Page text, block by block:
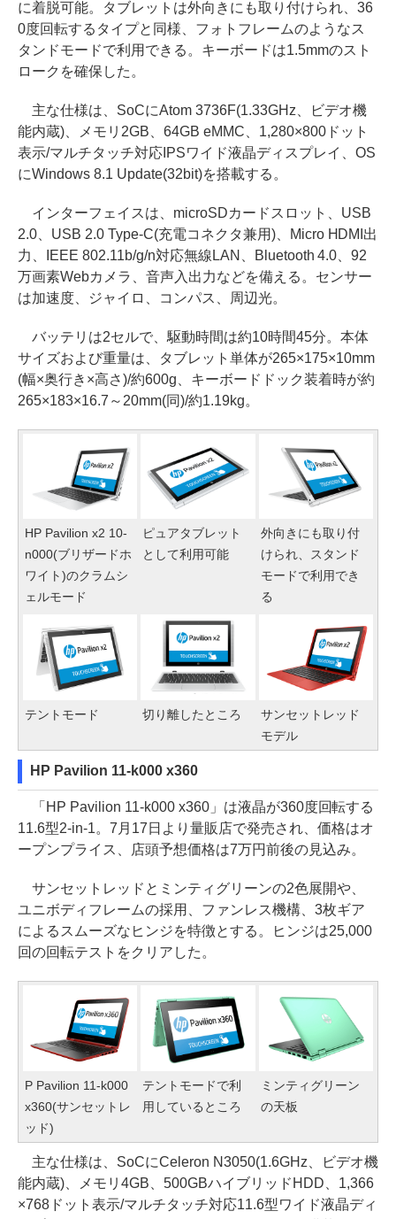
に着脱可能。タブレットは外向きにも取り付けられ、36
0度回転するタイプと同様、フォトフレームのようなス
タンドモードで利用できる。キーボードは1.5mmのスト
ロークを確保した。
主な仕様は、SoCにAtom 3736F(1.33GHz、ビデオ機
能内蔵)、メモリ2GB、64GB eMMC、1,280×800ドット
表示/マルチタッチ対応IPSワイド液晶ディスプレイ、OS
にWindows 8.1 Update(32bit)を搭載する。
インターフェイスは、microSDカードスロット、USB
2.0、USB 2.0 Type-C(充電コネクタ兼用)、Micro HDMI出
力、IEEE 802.11b/g/n対応無線LAN、Bluetooth 4.0、92
万画素Webカメラ、音声入出力などを備える。センサー
は加速度、ジャイロ、コンパス、周辺光。
バッテリは2セルで、駆動時間は約10時間45分。本体
サイズおよび重量は、タブレット単体が265×175×10mm
(幅×奥行き×高さ)/約600g、キーボードドック装着時が約
265×183×16.7～20mm(同)/約1.19kg。
HP Pavilion x2 10-
n000(ブリザードホ
ワイト)のクラムシ
ェルモード
ピュアタブレット
として利用可能
外向きにも取り付
けられ、スタンド
モードで利用でき
る
テントモード 切り離したところ
サンセットレッド
モデル
HP Pavilion 11-k000 x360
「HP Pavilion 11-k000 x360」は液晶が360度回転する
11.6型2-in-1。7月17日より量販店で発売され、価格はオ
ープンプライス、店頭予想価格は7万円前後の見込み。
サンセットレッドとミンティグリーンの2色展開や、
ユニボディフレームの採用、ファンレス機構、3枚ギア
によるスムーズなヒンジを特徴とする。ヒンジは25,000
回の回転テストをクリアした。
P Pavilion 11-k000
x360(サンセットレ
ッド)
テントモードで利
用しているところ
ミンティグリーン
の天板
主な仕様は、SoCにCeleron N3050(1.6GHz、ビデオ機
能内蔵)、メモリ4GB、500GBハイブリッドHDD、1,366
×768ドット表示/マルチタッチ対応11.6型ワイド液晶ディ